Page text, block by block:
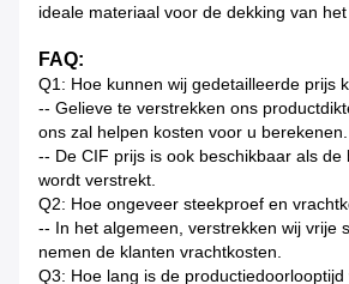
ideale materiaal voor de dekking van
FAQ:
Q1: Hoe kunnen wij gedetailleerde prijs
-- Gelieve te verstrekken ons
ons zal helpen kosten voor u berekenen.
-- De CIF prijs is ook beschikbaar als de
wordt verstrekt.
Q2: Hoe ongeveer steekproef en
-- In het algemeen, verstrekken wij vrije
nemen de klanten vrachtkosten.
Q3: Hoe lang is de